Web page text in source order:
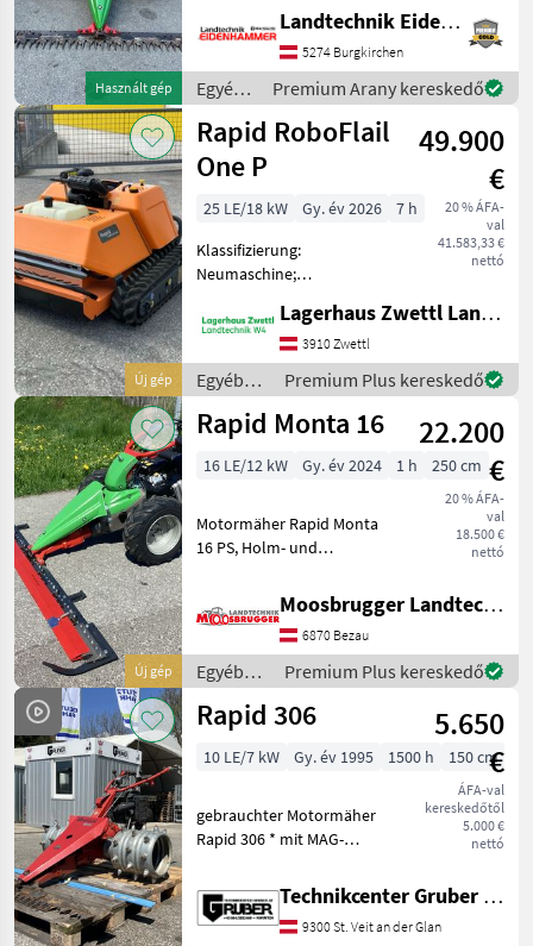
Használt gép
Holmlenkung -in
serienmässiger Ausführung
-Balken 190 mit
Schneidzusatz -
Stachelräder 4reihig -
Landtechnik Eidenhammer GmbH
5274 Burgkirchen
Egyéb
mezőgazdasági
erőgépek
/ Rapid
Premium Arany kereskedő
Új gép
Rapid RoboFlail
One P
49.900
€
20 % ÁFA-
val
41.583,33 €
nettó
25 LE/18 kW Gy. év 2026
7 h
Klassifizierung:
Neumaschine;
Motormäher Anbaugerät:
Mulcher; Motorhersteller:
Kawasaki ; Getriebetyp:
Stufenloses Getriebe;
Anzahl der Vorwärtsg
Lagerhaus Zwettl Landtechnik
3910 Zwettl
Egyéb
mezőgazdasági
erőgépek
Premium Plus kereskedő
Új gép
Rapid Monta 16
22.200
€
20 % ÁFA-
val
18.500 €
nettó
16 LE/12 kW Gy. év 2024 1 h 250 cm
Motormäher Rapid Monta
16 PS, Holm- und
23 x 8.50-12, Messerbalken
250 FS, Sohlen, Hörnli,
Reservemesser,
Messerantrieb, LS
Stachelwalzen g
Moosbrugger Landtechnik GmbH
6870 Bezau
Egyéb
mezőgazdasági
erőgépek
Premium Plus kereskedő
Rapid 306
5.650
€
ÁFA-val
kereskedőtől
5.000 €
nettó
10 LE/7 kW Gy. év 1995 1500 h 150 cm
gebrauchter Motormäher
Rapid 306 * mit MAG-
Takt Motor * 1, 5 m
Freischnittbalken *
Stachelwalzen * 360 mm
Technikcenter Gruber GmbH
9300 St. Veit an der Glan